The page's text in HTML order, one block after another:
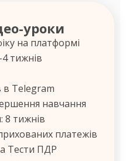
уроки
на платформі
тижнів
в Telegram
навчання
8 тижнів
платежів
Тести ПДР